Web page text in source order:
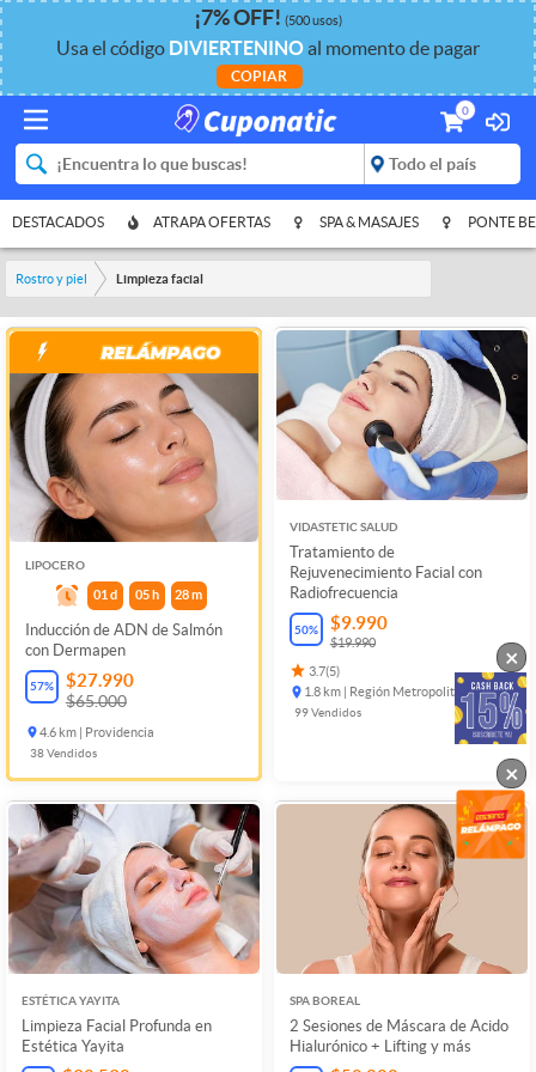
¡7%OFF! (500 usos)
Usa el código DIVIERTENINOal momento de pagar
COPIAR
0
DESTACADOS ATRAPA OFERTAS SPA & MASAJES PONTE
Rostro y piel Limpieza facial
LIPOCERO
01 d 05 h 28m
Inducción de ADN de Salmón
con Dermapen
57% $27.990
$65.000
4.6 km | Providencia
38Vendidos
VIDASTETIC SALUD
Tratamiento de
Rejuvenecimiento Facial con
Radiofrecuencia
50% $9.990
$19.990
3.7(5)
1.8 km | Región Metropolitana
99Vendidos
ESTÉTICA YAYITA
Limpieza Facial Profunda en
Estética Yayita
SPA BOREAL
2 Sesiones de Máscara de Acido
Hialurónico + Lifting y más
×
×